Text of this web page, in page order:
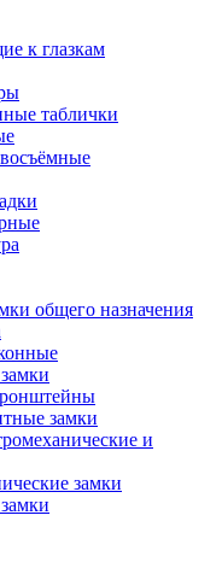
к глазкам
таблички
общего назначения
замки
и
замки